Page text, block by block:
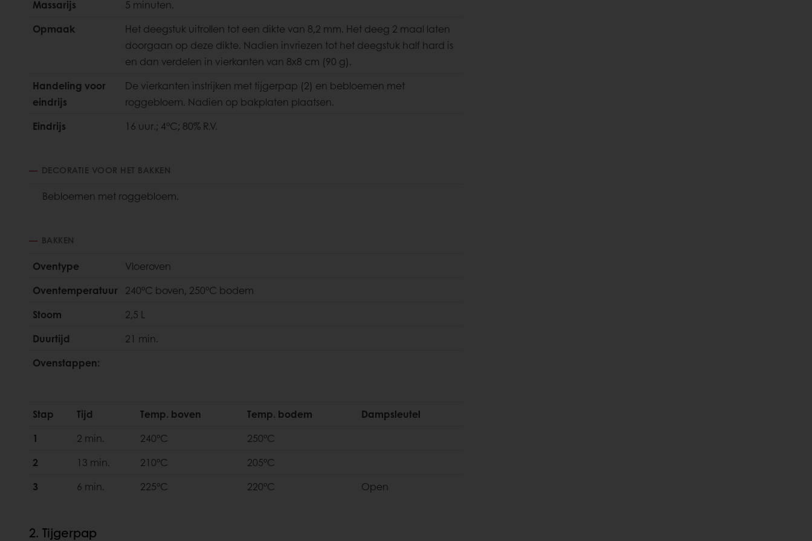
Massarijs
5 minuten.
Opmaak
Het deegstuk uitrollen tot een dikte van 8,2 mm. Het deeg 2 maal laten
doorgaan op deze dikte. Nadien invriezen tot het deegstuk half hard is
en dan verdelen in vierkanten van 8x8 cm (90 g).
Handeling voor
eindrijs
De vierkanten instrijken met tijgerpap (2) en bebloemen met
roggebloem. Nadien op bakplaten plaatsen.
Eindrijs
16 uur.; 4°C; 80% R.V.
DECORATIE VOOR HET BAKKEN
Bebloemen met roggebloem.
BAKKEN
Oventype
Vloeroven
Oventemperatuur
240°C boven, 250°C bodem
Stoom
2,5 L
Duurtijd
21 min.
Ovenstappen:
Stap Tijd Temp. boven Temp. bodem
Dampsleutel
1
2 min. 240°C
250°C
2
13 min. 210°C
205°C
3
6 min. 225°C 220°C Open
2. Tijgerpap